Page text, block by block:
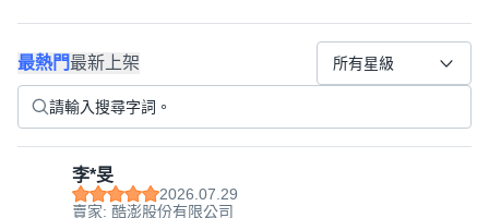
最熱門最新上架 所有星級
李*旻
2026.07.29
賣家: 酷澎股份有限公司